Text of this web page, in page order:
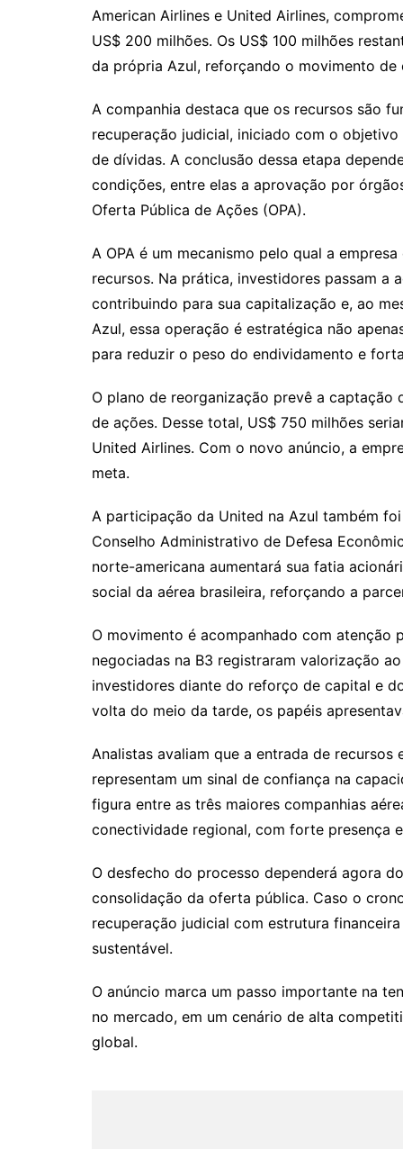
American Airlines e United Airlines,
US$ 200 milhões. Os US$ 100 milhões
da própria Azul, reforçando o movimento de
A companhia destaca que os recursos são
recuperação judicial, iniciado com o
de dívidas. A conclusão dessa etapa
condições, entre elas a aprovação por
Oferta Pública de Ações (OPA).
A OPA é um mecanismo pelo qual a
recursos. Na prática, investidores passam
contribuindo para sua capitalização e, ao
Azul, essa operação é estratégica não
para reduzir o peso do endividamento e
O plano de reorganização prevê a
de ações. Desse total, US$ 750 milhões
United Airlines. Com o novo anúncio, a
meta.
A participação da United na Azul também
Conselho Administrativo de Defesa
norte-americana aumentará sua fatia
social da aérea brasileira, reforçando a
O movimento é acompanhado com atenção
negociadas na B3 registraram valorização
investidores diante do reforço de capital e
volta do meio da tarde, os papéis
Analistas avaliam que a entrada de
representam um sinal de confiança na
figura entre as três maiores companhias
conectividade regional, com forte presença
O desfecho do processo dependerá agora
consolidação da oferta pública. Caso o
recuperação judicial com estrutura
sustentável.
O anúncio marca um passo importante na
no mercado, em um cenário de alta
global.